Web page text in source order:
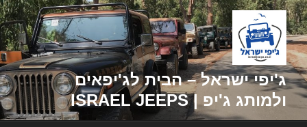
דילוג
לתוכן
ג'יפי ישראל – הבית לג'יפאים
ולמותג ג'יפ | ISRAEL JEEPS